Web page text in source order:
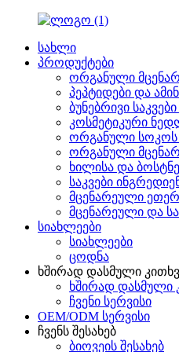
სახლი
პროდუქტები
ორგანული
პეპტიდები და
ბუნებრივი
კოსმეტიკური
ორგანული სოკოს
ორგანული
ხილისა და
საკვები
მცენარეული
მცენარეული და
სიახლეები
სიახლეები
ცოდნა
ხშირად დასმული
ხშირად დასმული
ჩვენი სერვისი
OEM/ODM სერვისი
ჩვენს შესახებ
ბიოვეის შესახებ